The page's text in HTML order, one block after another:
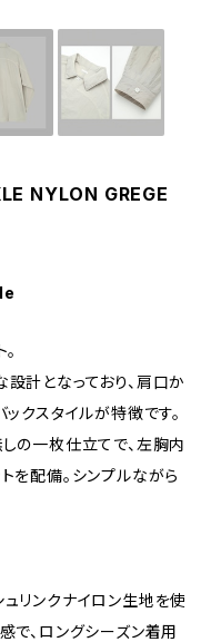
NYLON GREGE
計となっており、肩口か
クスタイルが特徴です。
の一枚仕立てで、左胸内
を配備。シンプルながら
リンクナイロン生地を使
で、ロングシーズン着用